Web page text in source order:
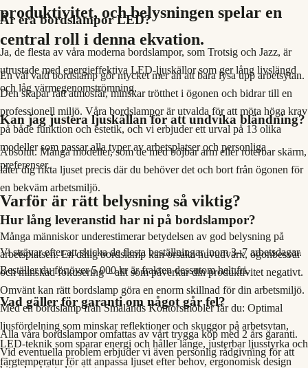
produktivitet, och belysningen spelar en
central roll i denna ekvation.
En väl vald bordslamp gör mycket mer än att bara lysa upp arbetsytan.
Den skapar rätt atmosfär, minskar trötthet i ögonen och bidrar till en
professionell miljö. Våra bordslampor är utvalda för att möta höga krav
på både funktion och estetik, och vi erbjuder ett urval på 13 olika
modeller som passar alla typer av arbetsplatser och personliga
preferenser.
Varför är rätt belysning så viktig?
Många människor underestimerar betydelsen av god belysning på
arbetsplatsen. En dålig bordslamp kan orsaka huvudvärk, ögonbesvär
och minskad fokusering – allt som påverkar din produktivitet negativt.
Omvänt kan rätt bordslamp göra en enorm skillnad för din arbetsmiljö.
Med en bordslamp från Smålands Kontorsmöbler får du: Optimal
ljusfördelning som minskar reflektioner och skuggor på arbetsytan,
LED-teknik som sparar energi och håller länge, justerbar ljusstyrka och
färgtemperatur för att anpassa ljuset efter behov, ergonomisk design
Är era bordslampor LED?
Ja, de flesta av våra moderna bordslampor, som Trotsig och Jazz, är
utrustade med energieffektiva LED-ljuskällor som ger lång livslängd
och låg värmegenomströmning.
Kan jag justera ljuskällan för att undvika bländning?
Absolut. Många modeller, som de med böjbar arm eller roterbar skärm,
låter dig rikta ljuset precis där du behöver det och bort från ögonen för
en bekväm arbetsmiljö.
Hur lång leveranstid har ni på bordslampor?
Vi strävar efter att skicka de flesta beställningar inom 3–7 arbetsdagar.
Beställer du för över 5 000 kr är frakten dessutom helt fri.
Vad gäller för garanti om något går fel?
Alla våra bordslampor omfattas av vårt trygga köp med 2 års garanti.
Vid eventuella problem erbjuder vi även personlig rådgivning för att